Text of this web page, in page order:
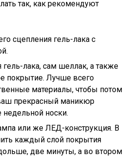
так, как рекомендуют
сцепления гель-лака с
гель-лака, сам шеллак, а также
покрытие. Лучше всего
материалы, чтобы потом
прекрасный маникюр
недельной носки.
или же ЛЕД-конструкция. В
каждый слой покрытия
две минуты, а во втором